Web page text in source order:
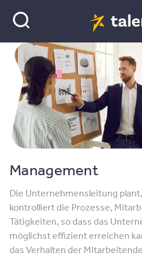
Management
Die Unternehmensleitung
kontrolliert die Prozesse,
Tätigkeiten, so dass das
möglichst effizient erreichen
das Verhalten der